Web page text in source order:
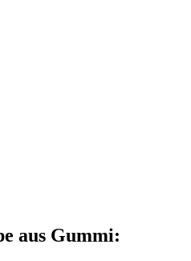
aus Gummi: